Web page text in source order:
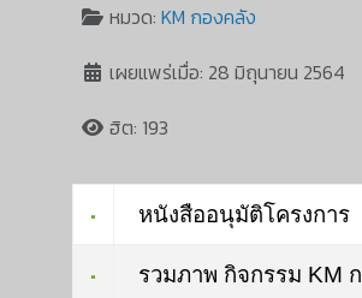
หมวด:KM กองคลัง
เผยแพร่เมื่อ: 28 มิถุนายน 2564
ฮิต: 193
หนังสืออนุมัติโครงการ
รวมภาพ กิจกรรม KM